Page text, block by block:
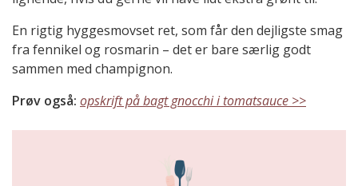
En rigtig hyggesmovset ret, som får den dejligste smag
fra fennikel og rosmarin – det er bare særlig godt
sammen med champignon.
Prøv også: opskrift på bagt gnocchi i tomatsauce >>